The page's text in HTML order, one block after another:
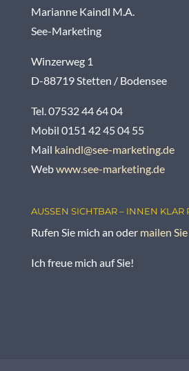
Marianne Kaindl M.A.
See-Marketing
Winzerweg 1
D-88719 Stetten / Bodensee
Tel. 07532 44 64 04
Mobil 0151 42 45 04 55
Mail kaindl@see-marketing.de
Webwww.see-marketing.de
AUSSEN SICHTBAR – INNEN KLAR
Rufen Sie mich an oder mailen
Ich freue mich auf Sie!